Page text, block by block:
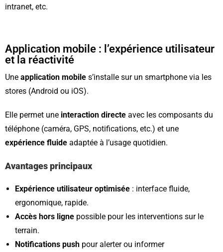
intranet, etc.
Application mobile : l’expérience utilisateur
et la réactivité
Une application mobile s’installe sur un smartphone via les
stores (Android ou iOS).
Elle permet une interaction directe avec les composants du
téléphone (caméra, GPS, notifications, etc.) et une
expérience fluide adaptée à l’usage quotidien.
Avantages principaux
Expérience utilisateur optimisée : interface fluide,
ergonomique, rapide.
Accès hors ligne possible pour les interventions sur le
terrain.
Notifications push pour alerter ou informer